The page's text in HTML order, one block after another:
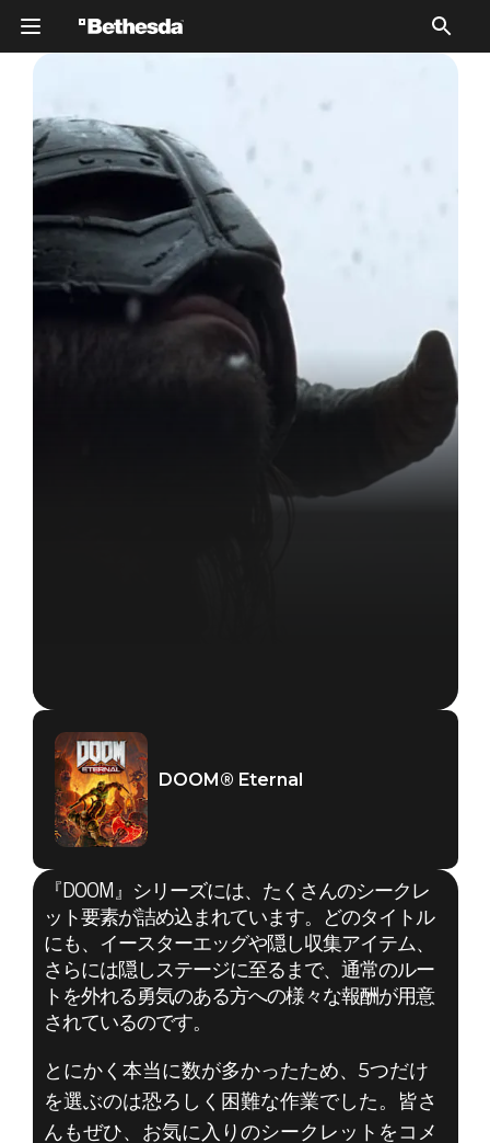
2019年5月20日
DOOM® Eternal
『DOOM』シリーズには、たくさんのシークレ
ット要素が詰め込まれています。どのタイトル
にも、イースターエッグや隠し収集アイテム、
さらには隠しステージに至るまで、通常のルー
トを外れる勇気のある方への様々な報酬が用意
されているのです。
とにかく本当に数が多かったため、5つだけ
を選ぶのは恐ろしく困難な作業でした。皆さ
んもぜひ、お気に入りのシークレットをコメ